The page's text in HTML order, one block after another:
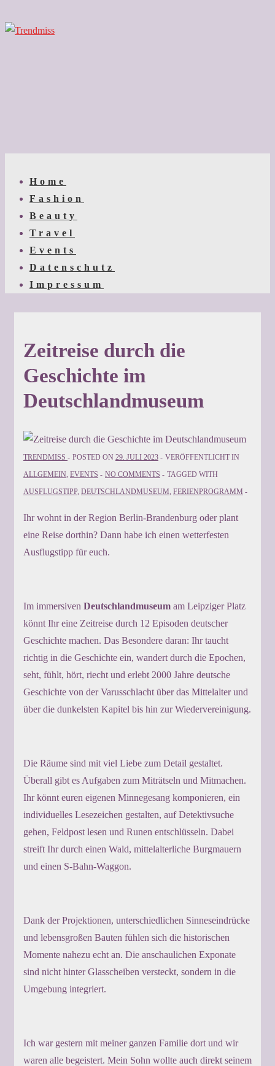
Zum
NavigationHome
Fashion
Beauty
Travel
Events
Datenschutz
Impressum
Zeitreise durch die
Geschichte im
Deutschlandmuseum
TRENDMISS POSTED ON 29. JULI 2023
VERÖFFENTLICHT IN
ALLGEMEIN EVENTS NO COMMENTS
TAGGED WITH
AUSFLUGSTIPP, DEUTSCHLANDMUSEUM FERIENPROGRAMM
Ihr wohnt in der Region Berlin-Brandenburg oder plant
eine Reise dorthin? Dann habe ich einen wetterfesten
Ausflugstipp für euch.
Im immersiven Deutschlandmuseum am Leipziger Platz
könnt Ihr eine Zeitreise durch 12 Episoden deutscher
Geschichte machen. Das Besondere daran: Ihr taucht
richtig in die Geschichte ein, wandert durch die Epochen,
seht, fühlt, hört, riecht und erlebt 2000 Jahre deutsche
Geschichte von der Varusschlacht über das Mittelalter und
über die dunkelsten Kapitel bis hin zur Wiedervereinigung.
Die Räume sind mit viel Liebe zum Detail gestaltet.
Überall gibt es Aufgaben zum Miträtseln und Mitmachen.
Ihr könnt euren eigenen Minnegesang komponieren, ein
individuelles Lesezeichen gestalten, auf Detektivsuche
gehen, Feldpost lesen und Runen entschlüsseln. Dabei
streift Ihr durch einen Wald, mittelalterliche Burgmauern
und einen S-Bahn-Waggon.
Dank der Projektionen, unterschiedlichen Sinneseindrücke
und lebensgroßen Bauten fühlen sich die historischen
Momente nahezu echt an. Die anschaulichen Exponate
sind nicht hinter Glasscheiben versteckt, sondern in die
Umgebung integriert.
Ich war gestern mit meiner ganzen Familie dort und wir
waren alle begeistert. Mein Sohn wollte auch direkt seinem